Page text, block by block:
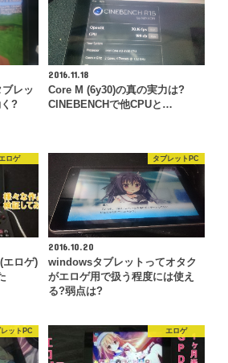
レッ
?
2016.11.18
Core M (6y30)の真の実力は?
CINEBENCHで他CPUと…
エロゲ
エロゲ)
タブレットPC
2016.10.20
windowsタブレットってオタク
がエロゲ用で扱う程度には使え
る?弱点は?
レットPC エロゲ